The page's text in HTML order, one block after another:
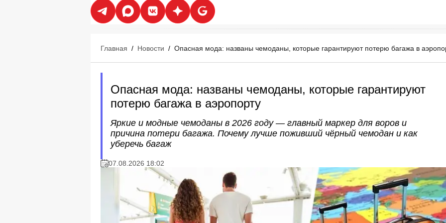
Главная / Новости / Опасная мода: названы чемоданы, которые гарантируют потерю багажа в
Опасная мода: названы чемоданы, которые гарантируют
потерю багажа в аэропорту
Яркие и модные чемоданы в 2026 году — главный маркер для воров и
причина потери багажа. Почему лучше поживший чёрный чемодан и как
уберечь багаж
07.08.2026 18:02